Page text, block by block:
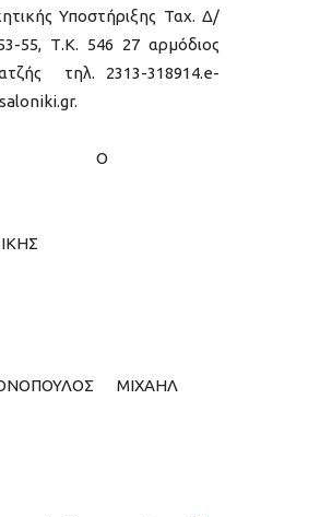
Υποστήριξης Ταχ. Δ/
55, Τ.Κ. 546 27 αρμόδιος
τηλ. 2313-318914.e-
Ο
ΜΙΧΑΗΛ